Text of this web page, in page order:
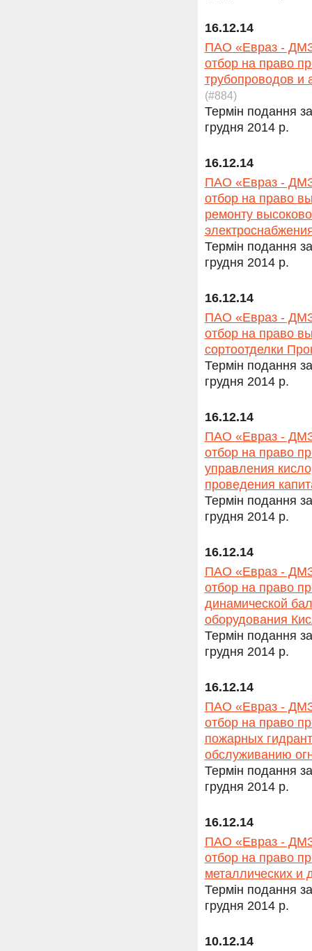
16.12.14
ПАО «Евраз - ДМЗ
отбор на право
трубопроводов и
(#884)
Термін подання
грудня 2014 р.
16.12.14
ПАО «Евраз - ДМЗ
отбор на право
ремонту
Термін подання
грудня 2014 р.
16.12.14
ПАО «Евраз - ДМЗ
отбор на право
сортоотделки
Термін подання
грудня 2014 р.
16.12.14
ПАО «Евраз - ДМЗ
отбор на право
управления
проведения
Термін подання
грудня 2014 р.
16.12.14
ПАО «Евраз - ДМЗ
отбор на право
динамической
оборудования
Термін подання
грудня 2014 р.
16.12.14
ПАО «Евраз - ДМЗ
отбор на право
пожарных
обслуживанию
Термін подання
грудня 2014 р.
16.12.14
ПАО «Евраз - ДМЗ
отбор на право
металлических и
Термін подання
грудня 2014 р.
10.12.14